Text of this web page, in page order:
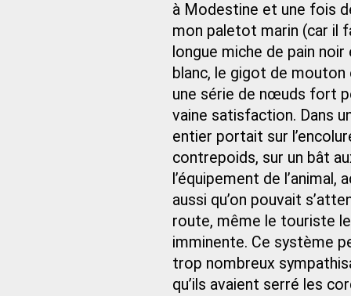
à Modestine et une fois
mon paletot marin (car il
longue miche de pain
blanc, le gigot de
une série de nœuds fort
vaine satisfaction. Dans
entier portait sur
contrepoids, sur un bât
l’équipement de
aussi qu’on pouvait
route, même le touriste
imminente. Ce système
trop nombreux
qu’ils avaient serré les